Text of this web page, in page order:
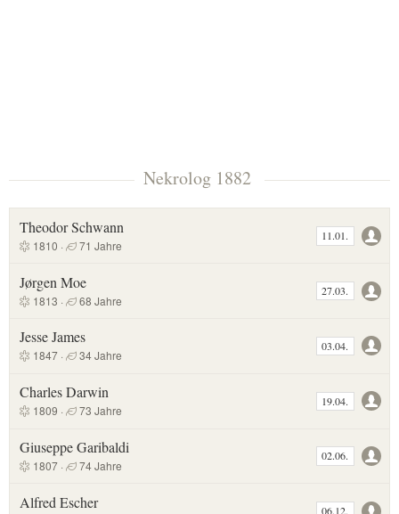
Nekrolog 1882
Theodor Schwann
1810 · 71 Jahre
11.01.
Jørgen Moe
1813 · 68 Jahre
27.03.
Jesse James
1847 · 34 Jahre
03.04.
Charles Darwin
1809 · 73 Jahre
19.04.
Giuseppe Garibaldi
1807 · 74 Jahre
02.06.
Alfred Escher 06.12.